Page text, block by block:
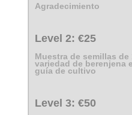
Agradecimiento
Level 2: €25
Muestra de semillas de
variedad de berenjena
guía de cultivo
Level 3: €50